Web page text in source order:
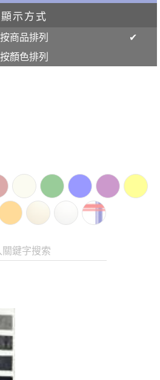
顯示方式
按商品排列
按顏色排列
關鍵字搜索